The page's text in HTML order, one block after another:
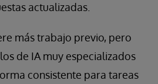
actualizadas.
más trabajo previo, pero
de IA muy especializados
consistente para tareas